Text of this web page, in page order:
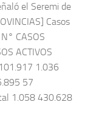
el Seremi de
Casos
CASOS
ACTIVOS
1.036
57
1.058 430.628